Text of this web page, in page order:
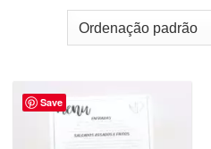
Save